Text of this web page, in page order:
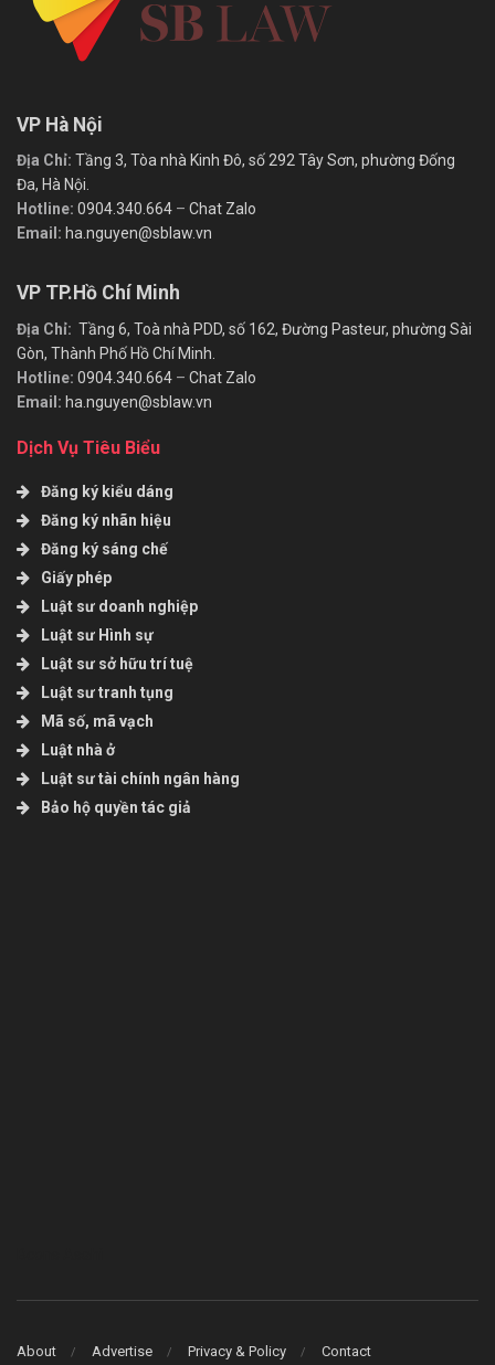
VP Hà Nội
Địa Chỉ: Tầng 3, Tòa nhà Kinh Đô, số 292 Tây Sơn, phường Đống
Đa, Hà Nội.
Hotline: 0904.340.664 – Chat Zalo
Email: ha.nguyen@sblaw.vn
VP TP.Hồ Chí Minh
Địa Chỉ: Tầng 6, Toà nhà PDD, số 162, Đường Pasteur, phường Sài
Gòn, Thành Phố Hồ Chí Minh.
Hotline: 0904.340.664 – Chat Zalo
Email: ha.nguyen@sblaw.vn
Dịch Vụ Tiêu Biểu
Đăng ký kiểu dáng
Đăng ký nhãn hiệu
Đăng ký sáng chế
Giấy phép
Luật sư doanh nghiệp
Luật sư Hình sự
Luật sư sở hữu trí tuệ
Luật sư tranh tụng
Mã số, mã vạch
Luật nhà ở
Luật sư tài chính ngân hàng
Bảo hộ quyền tác giả
About Advertise Privacy & Policy Contact